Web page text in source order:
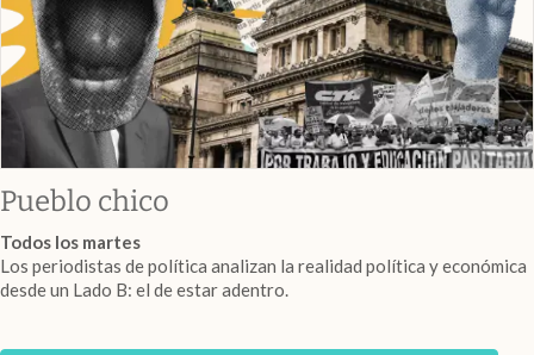
Pueblo chico
Todos los martes
Los periodistas de política analizan la realidad política y económica
desde un Lado B: el de estar adentro.